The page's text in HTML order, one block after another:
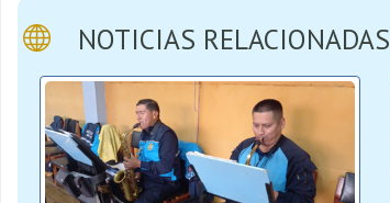
NOTICIAS RELACIONADAS